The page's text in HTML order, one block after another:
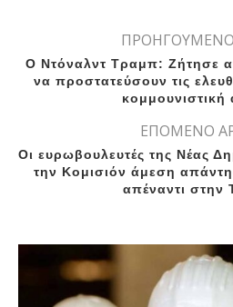
Ο Ντόναλντ Τραμπ: Ζήτησε
να προστατεύσουν τις
κομμουνιστική
ΕΠΟΜΕΝΟ
Οι ευρωβουλευτές της Νέας
την Κομισιόν άμεση
απέναντι στην